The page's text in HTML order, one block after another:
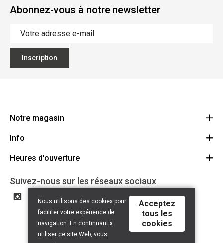
Abonnez-vous à notre newsletter
Inscription
Notre magasin
Ecoflora
1500 Halle
32(0)2.361.77.61
BE 0886.319.484
Info
Offres d'emploi
Partenaires
Certificat bio
Droit de rétractation
Heures d'ouverture
Lundi: Fermé
Mardi: 09:00 - 17:00
Mercredi: 09:00 - 17:00
Jeudi: 09:00 - 17:00
Vendredi: 09:00 - 17:00
Suivez-nous sur les réseaux sociaux
Nous utilisons des cookies pour
faciliter votre expérience de
navigation. En continuant à
utiliser ce site Web, vous
Acceptez
tous les
cookies